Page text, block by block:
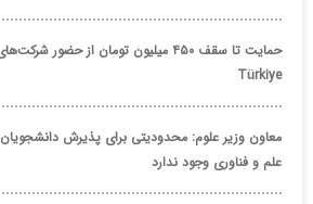
Türkiye
معاون وزیر علوم: محدودیتی برای پذیرش
علم و فناوری وجود ندارد